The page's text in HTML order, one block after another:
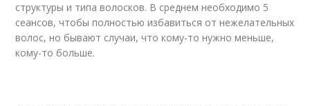
структуры и типа волосков. В среднем необходимо 5
сеансов, чтобы полностью избавиться от нежелательных
волос, но бывают случаи, что кому-то нужно меньше,
кому-то больше.